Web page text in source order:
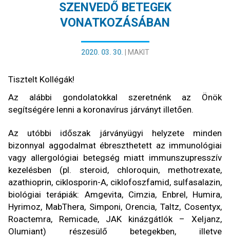
SZENVEDŐ BETEGEK
VONATKOZÁSÁBAN
2020. 03. 30. MAKIT
Tisztelt Kollégák!
Az alábbi gondolatokkal szeretnénk az Önök
segítségére lenni a koronavírus járványt illetően.
Az utóbbi időszak járványügyi helyzete minden
bizonnyal aggodalmat ébreszthetett az immunológiai
vagy allergológiai betegség miatt immunszupresszív
kezelésben (pl. steroid, chloroquin, methotrexate,
azathioprin, ciklosporin-A, ciklofoszfamid, sulfasalazin,
biológiai terápiák: Amgevita, Cimzia, Enbrel, Humira,
Hyrimoz, MabThera, Simponi, Orencia, Taltz, Cosentyx,
Roactemra, Remicade, JAK kinázgátlók – Xeljanz,
Olumiant) részesülő betegekben, illetve